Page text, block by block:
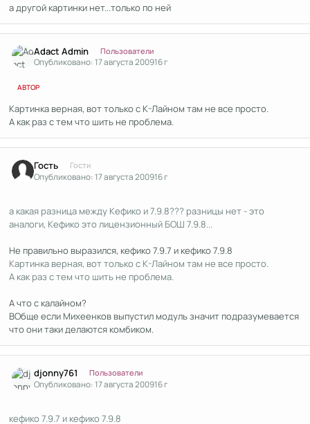
а другой картинки нет...только по ней
Adact Admin Пользователи
Опубликовано:17 августа 200916 г
АВТОР
Картинка верная, вот только с К-Лайном там не все просто.
А как раз с тем что шить не проблема.
Гость Гости
Опубликовано:17 августа 200916 г
а какая разница между Кефико и 7.9.8??? разницы нет - это
аналоги, Кефико это лицензионный БОШ 7.9.8...
Не правильно выразился, кефико 7.9.7 и кефико 7.9.8
Картинка верная, вот только с К-Лайном там не все просто.
А как раз с тем что шить не проблема.
А что с калайном?
ВОбще если Михеенков выпустил модуль значит подразумевается
что они таки делаются комбиком.
djonny761 Пользователи
Опубликовано:17 августа 200916 г
кефико 7.9.7 и кефико 7.9.8